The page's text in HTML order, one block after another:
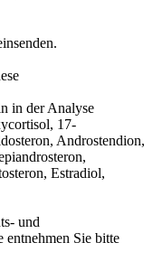
in der Analyse
17-
Androstendion,
Estradiol,
und
entnehmen Sie bitte